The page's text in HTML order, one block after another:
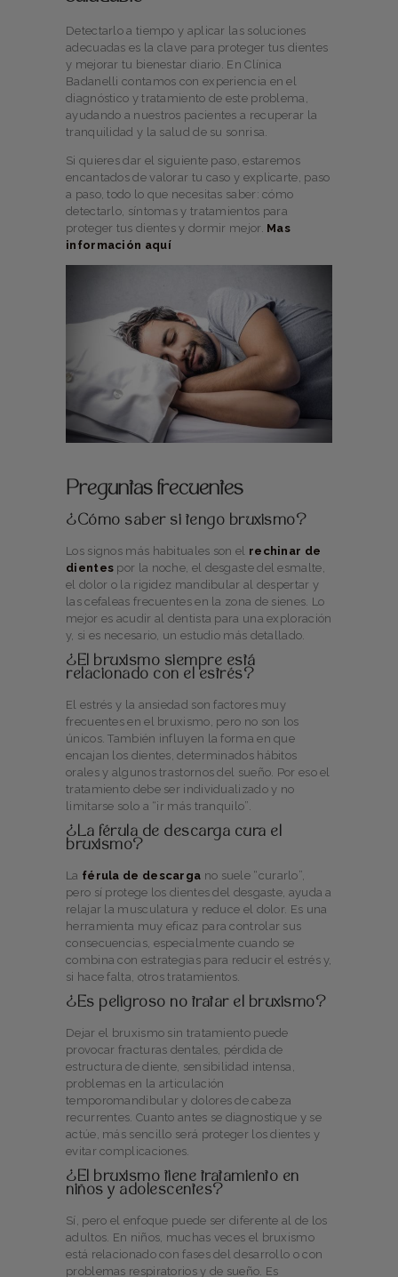
Detectarlo a tiempo y aplicar las soluciones
adecuadas es la clave para proteger tus dientes
y mejorar tu bienestar diario. En Clínica
Badanelli contamos con experiencia en el
diagnóstico y tratamiento de este problema,
ayudando a nuestros pacientes a recuperar la
tranquilidad y la salud de su sonrisa.
Si quieres dar el siguiente paso, estaremos
encantados de valorar tu caso y explicarte, paso
a paso, todo lo que necesitas saber: cómo
detectarlo, síntomas y tratamientos para
proteger tus dientes y dormir mejor. Mas
información aquí
Preguntas frecuentes
¿Cómo saber si tengo bruxismo?
Los signos más habituales son el rechinar de
dientes por la noche, el desgaste del esmalte,
el dolor o la rigidez mandibular al despertar y
las cefaleas frecuentes en la zona de sienes. Lo
mejor es acudir al dentista para una exploración
y, si es necesario, un estudio más detallado.
¿El bruxismo siempre está
relacionado con el estrés?
El estrés y la ansiedad son factores muy
frecuentes en el bruxismo, pero no son los
únicos. También influyen la forma en que
encajan los dientes, determinados hábitos
orales y algunos trastornos del sueño. Por eso el
tratamiento debe ser individualizado y no
limitarse solo a “ir más tranquilo”.
¿La férula de descarga cura el
bruxismo?
La férula de descarga no suele “curarlo”,
pero sí protege los dientes del desgaste, ayuda a
relajar la musculatura y reduce el dolor. Es una
herramienta muy eficaz para controlar sus
consecuencias, especialmente cuando se
combina con estrategias para reducir el estrés y,
si hace falta, otros tratamientos.
¿Es peligroso no tratar el bruxismo?
Dejar el bruxismo sin tratamiento puede
provocar fracturas dentales, pérdida de
estructura de diente, sensibilidad intensa,
problemas en la articulación
temporomandibular y dolores de cabeza
recurrentes. Cuanto antes se diagnostique y se
actúe, más sencillo será proteger los dientes y
evitar complicaciones.
¿El bruxismo tiene tratamiento en
niños y adolescentes?
Sí, pero el enfoque puede ser diferente al de los
adultos. En niños, muchas veces el bruxismo
está relacionado con fases del desarrollo o con
problemas respiratorios y de sueño. Es